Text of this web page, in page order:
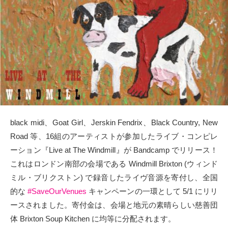
クト
SOCIAL
Twitter
Facebook
instagram
Tumblr
to indienative
black midi、Goat Girl、Jerskin Fendrix、Black Country, New
Road 等、16組のアーティストが参加したライブ・コンピレ
ーション『Live at The Windmill』が Bandcamp でリリース！
これはロンドン南部の会場である Windmill Brixton (ウィンド
ミル・ブリクストン) で録音したライヴ音源を寄付し、全国
的な#SaveOurVenues キャンペーンの一環として 5/1 にリリ
ースされました。寄付金は、会場と地元の素晴らしい慈善団
体 Brixton Soup Kitchen に均等に分配されます。